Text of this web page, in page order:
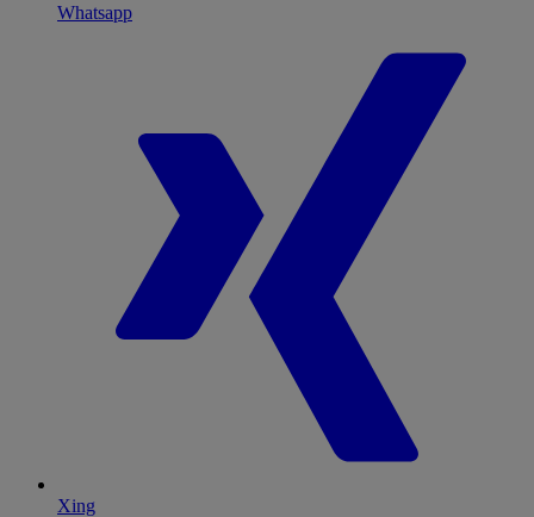
Whatsapp
Xing